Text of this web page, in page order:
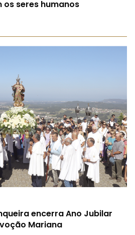
seres humanos
encerra Ano Jubilar
Mariana